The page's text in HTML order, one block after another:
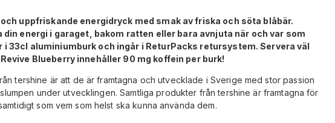
uppfriskande energidryck med smak av friska och söta blåbär.
energi i garaget, bakom ratten eller bara avnjuta när och var som
i 33cl aluminiumburk och ingår i ReturPacks retursystem. Servera väl
Blueberry innehåller 90 mg koffein per burk!
tershine är att de är framtagna och utvecklade i Sverige med stor passion
under utvecklingen. Samtliga produkter från tershine är framtagna för
som vem som helst ska kunna använda dem.